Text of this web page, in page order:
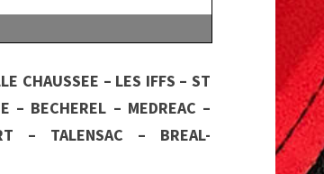
CHAUSSEE – LES IFFS – ST
– BECHEREL – MEDREAC –
– TALENSAC – BREAL-